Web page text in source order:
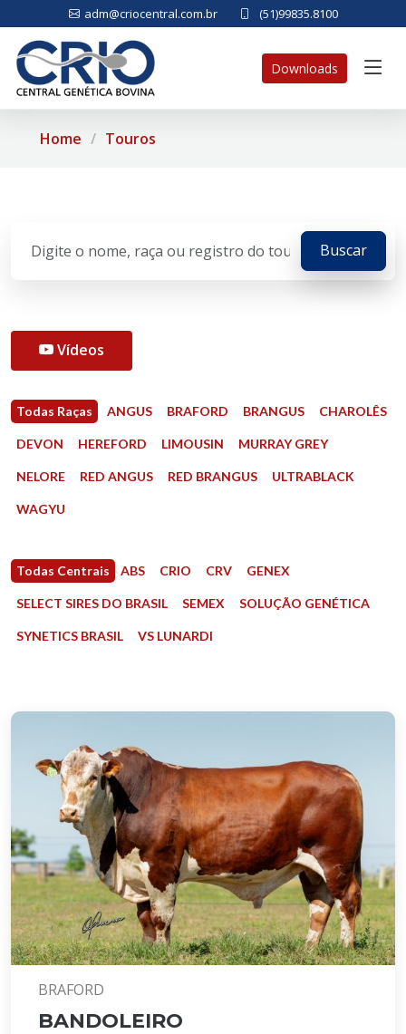
adm@criocentral.com.br (51)99835.8100
Downloads
Home Touros
Vídeos
Todas Raças ANGUS BRAFORD BRANGUS CHAROLÊS
DEVON HEREFORD LIMOUSIN MURRAY GREY
NELORE RED ANGUS RED BRANGUS ULTRABLACK
WAGYU
Todas Centrais ABS CRIO CRV GENEX
SELECT SIRES DO BRASIL SEMEX SOLUÇÃO GENÉTICA
SYNETICS BRASIL VS LUNARDI
BRAFORD
BANDOLEIRO